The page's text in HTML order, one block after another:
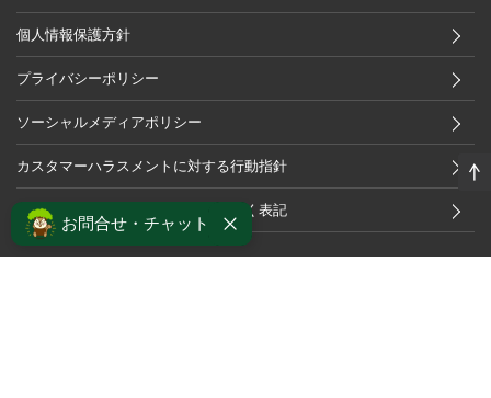
個人情報保護方針
プライバシーポリシー
ソーシャルメディアポリシー
カスタマーハラスメントに対する行動指針
特定商取引法及び古物営業法に基づく表記
お問合せ・チャット